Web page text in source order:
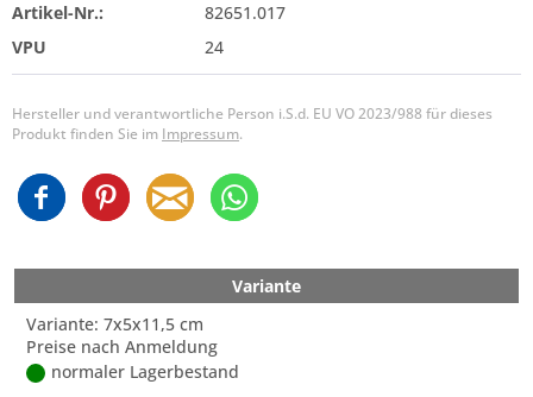
Artikel-Nr.:
82651.017
VPU
24
Hersteller und verantwortliche Person i.S.d. EU VO 2023/988 für dieses
Produkt finden Sie im Impressum.
Variante
Variante: 7x5x11,5 cm
Preise nach Anmeldung
normaler Lagerbestand